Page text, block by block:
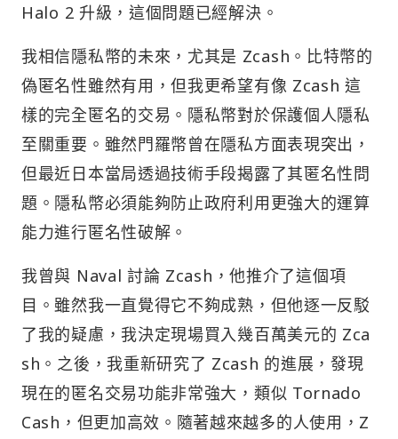
Halo 2 升級，這個問題已經解決。
我相信隱私幣的未來，尤其是 Zcash。比特幣的
偽匿名性雖然有用，但我更希望有像 Zcash 這
樣的完全匿名的交易。隱私幣對於保護個人隱私
至關重要。雖然門羅幣曾在隱私方面表現突出，
但最近日本當局透過技術手段揭露了其匿名性問
題。隱私幣必須能夠防止政府利用更強大的運算
能力進行匿名性破解。
我曾與 Naval 討論 Zcash，他推介了這個項
目。雖然我一直覺得它不夠成熟，但他逐一反駁
了我的疑慮，我決定現場買入幾百萬美元的 Zca
sh。之後，我重新研究了 Zcash 的進展，發現
現在的匿名交易功能非常強大，類似 Tornado
Cash，但更加高效。隨著越來越多的人使用，Z